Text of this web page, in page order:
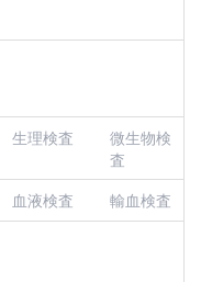
生理検査
微生物検
査
血液検査
輸血検査